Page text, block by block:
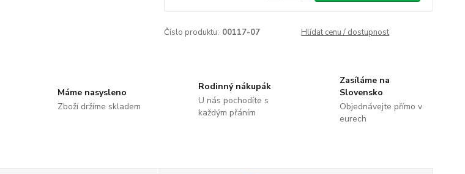
Číslo produktu: 00117-07 Hlídat cenu / dostupnost
Máme nasysleno
Zboží držíme skladem
Rodinný nákupák
U nás pochodíte s
každým přáním
Zasíláme na
Slovensko
Objednávejte přímo v
eurech